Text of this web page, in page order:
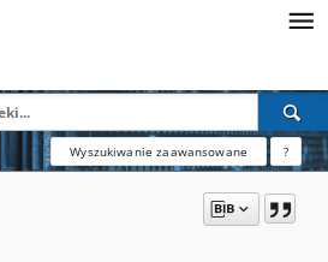
Wyszukiwanie zaawansowane ?